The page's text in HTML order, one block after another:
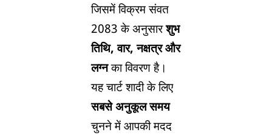
जिसमें विक्रम संवत
2083 के अनुसारशुभ
तिथि, वार, नक्षत्र और
लग्नका विवरण है।
यह चार्ट शादी के लिए
सबसे अनुकूल समय
चुनने में आपकी मदद